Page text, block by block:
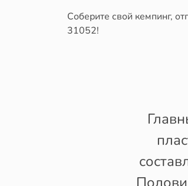
Соберите свой кемпинг,
31052!